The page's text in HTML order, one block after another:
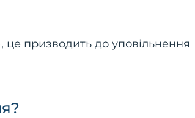
призводить до уповільнення